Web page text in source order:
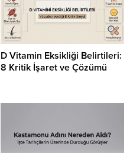
D Vitamin Eksikliği Belirtileri:
8 Kritik İşaret ve Çözümü